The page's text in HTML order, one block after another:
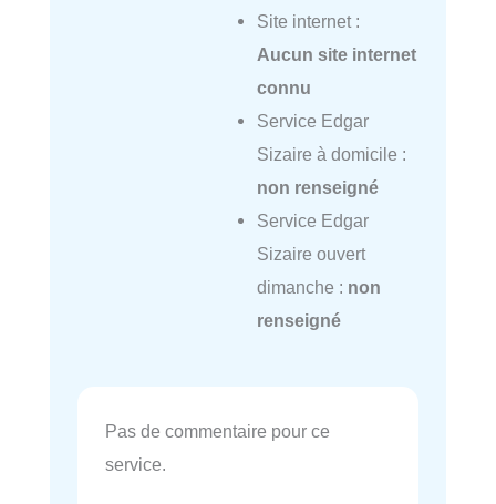
Site internet :
Aucun site internet
connu
Service Edgar
Sizaire à domicile :
non renseigné
Service Edgar
Sizaire ouvert
dimanche : non
renseigné
Pas de commentaire pour ce
service.